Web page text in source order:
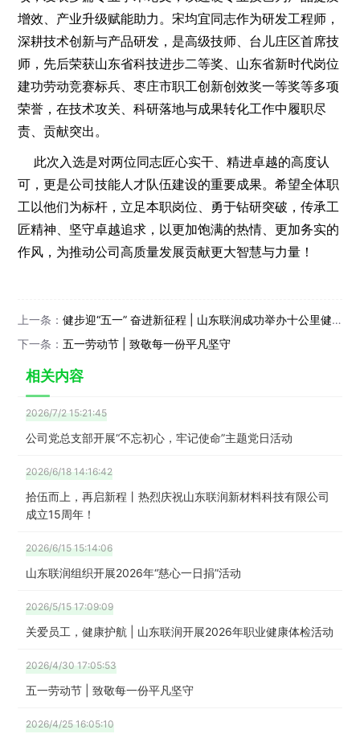
增效、产业升级赋能助力。宋均宜同志作为研发工程师，
深耕技术创新与产品研发，是高级技师、台儿庄区首席技
师，先后荣获山东省科技进步二等奖、山东省新时代岗位
建功劳动竞赛标兵、枣庄市职工创新创效奖一等奖等多项
荣誉，在技术攻关、科研落地与成果转化工作中履职尽
责、贡献突出。
此次入选是对两位同志匠心实干、精进卓越的高度认
可，更是公司技能人才队伍建设的重要成果。希望全体职
工以他们为标杆，立足本职岗位、勇于钻研突破，传承工
匠精神、坚守卓越追求，以更加饱满的热情、更加务实的
作风，为推动公司高质量发展贡献更大智慧与力量！
上一条：健步迎“五一” 奋进新征程 | 山东联润成功举办十公里健步走活动
下一条：五一劳动节 | 致敬每一份平凡坚守
相关内容
2026/7/2 15:21:45
公司党总支部开展“不忘初心，牢记使命”主题党日活动
2026/6/18 14:16:42
拾伍而上，再启新程丨热烈庆祝山东联润新材料科技有限公司
成立15周年！
2026/6/15 15:14:06
山东联润组织开展2026年“慈心一日捐”活动
2026/5/15 17:09:09
关爱员工，健康护航 | 山东联润开展2026年职业健康体检活动
2026/4/30 17:05:53
五一劳动节 | 致敬每一份平凡坚守
2026/4/25 16:05:10